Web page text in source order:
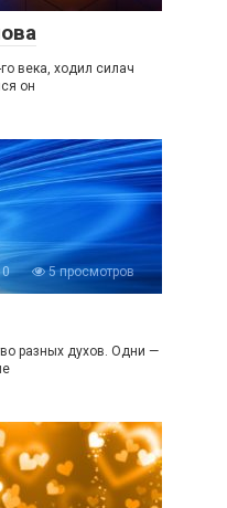
века, ходил силач
он
0 5 просмотров
разных духов. Одни —